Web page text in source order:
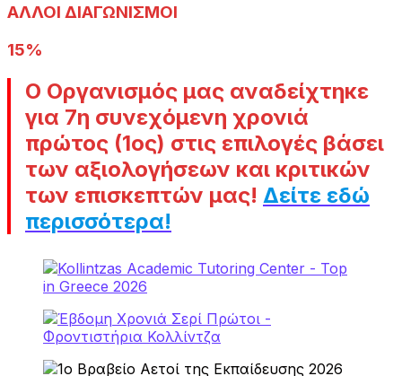
ΑΛΛΟΙ ΔΙΑΓΩΝΙΣΜΟΙ
15%
Ο Οργανισμός μας αναδείχτηκε
για 7η συνεχόμενη χρονιά
πρώτος (1ος) στις επιλογές βάσει
των αξιολογήσεων και κριτικών
των επισκεπτών μας! Δείτε εδώ
περισσότερα!